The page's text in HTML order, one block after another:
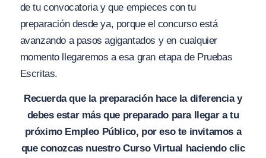
de tu convocatoria y que empieces con tu
preparación desde ya, porque el concurso está
avanzando a pasos agigantados y en cualquier
momento llegaremos a esa gran etapa de Pruebas
Escritas.
Recuerda que la preparación hace la diferencia y
debes estar más que preparado para llegar a tu
próximo Empleo Público, por eso te invitamos a
que conozcas nuestro Curso Virtual haciendo clic